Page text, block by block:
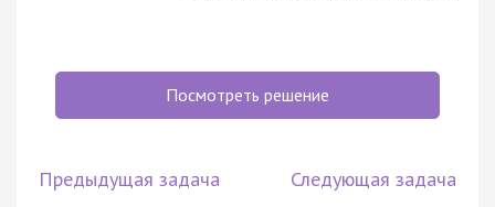
Посмотреть решение
Предыдущая задача Следующая задача